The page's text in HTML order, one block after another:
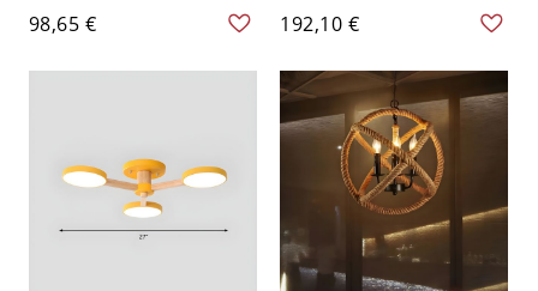
Lampe Encastrée Style
Tiffany - Beige 110 V-120 V
40,64 cm
98,65 €
Plafonnier de Style
Moderne pour Galerie -
110 V-120 V 3 Jaune
192,10 €